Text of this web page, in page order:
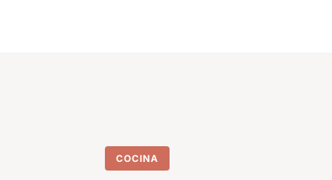
COCINA